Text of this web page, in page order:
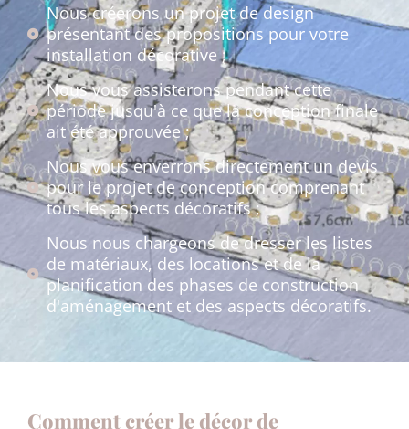
Nous créerons un projet de design
présentant des propositions pour votre
installation décorative ;
Nous vous assisterons pendant cette
période jusqu'à ce que la conception finale
ait été approuvée ;
Nous vous enverrons directement un devis
pour le projet de conception comprenant
tous les aspects décoratifs ;
Nous nous chargeons de dresser les listes
de matériaux, des locations et de la
planification des phases de construction
d'aménagement et des aspects décoratifs.
Comment créer le décor de